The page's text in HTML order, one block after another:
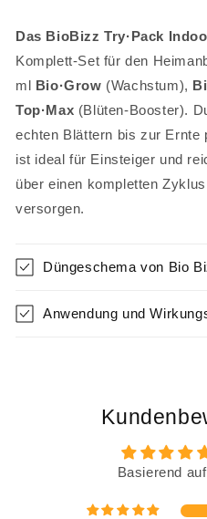
Top·Max
Top·Max
Das BioBizz Try·Pack
Komplett-Set für den
ml Bio·Grow (Wachstum),
Top·Max (Blüten-Booster).
echten Blättern bis zur Ernte
ist ideal für Einsteiger und
über einen kompletten
versorgen.
Düngeschema von Bio
Anwendung und
Basierend